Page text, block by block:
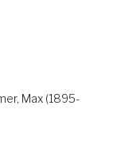
Max (1895-